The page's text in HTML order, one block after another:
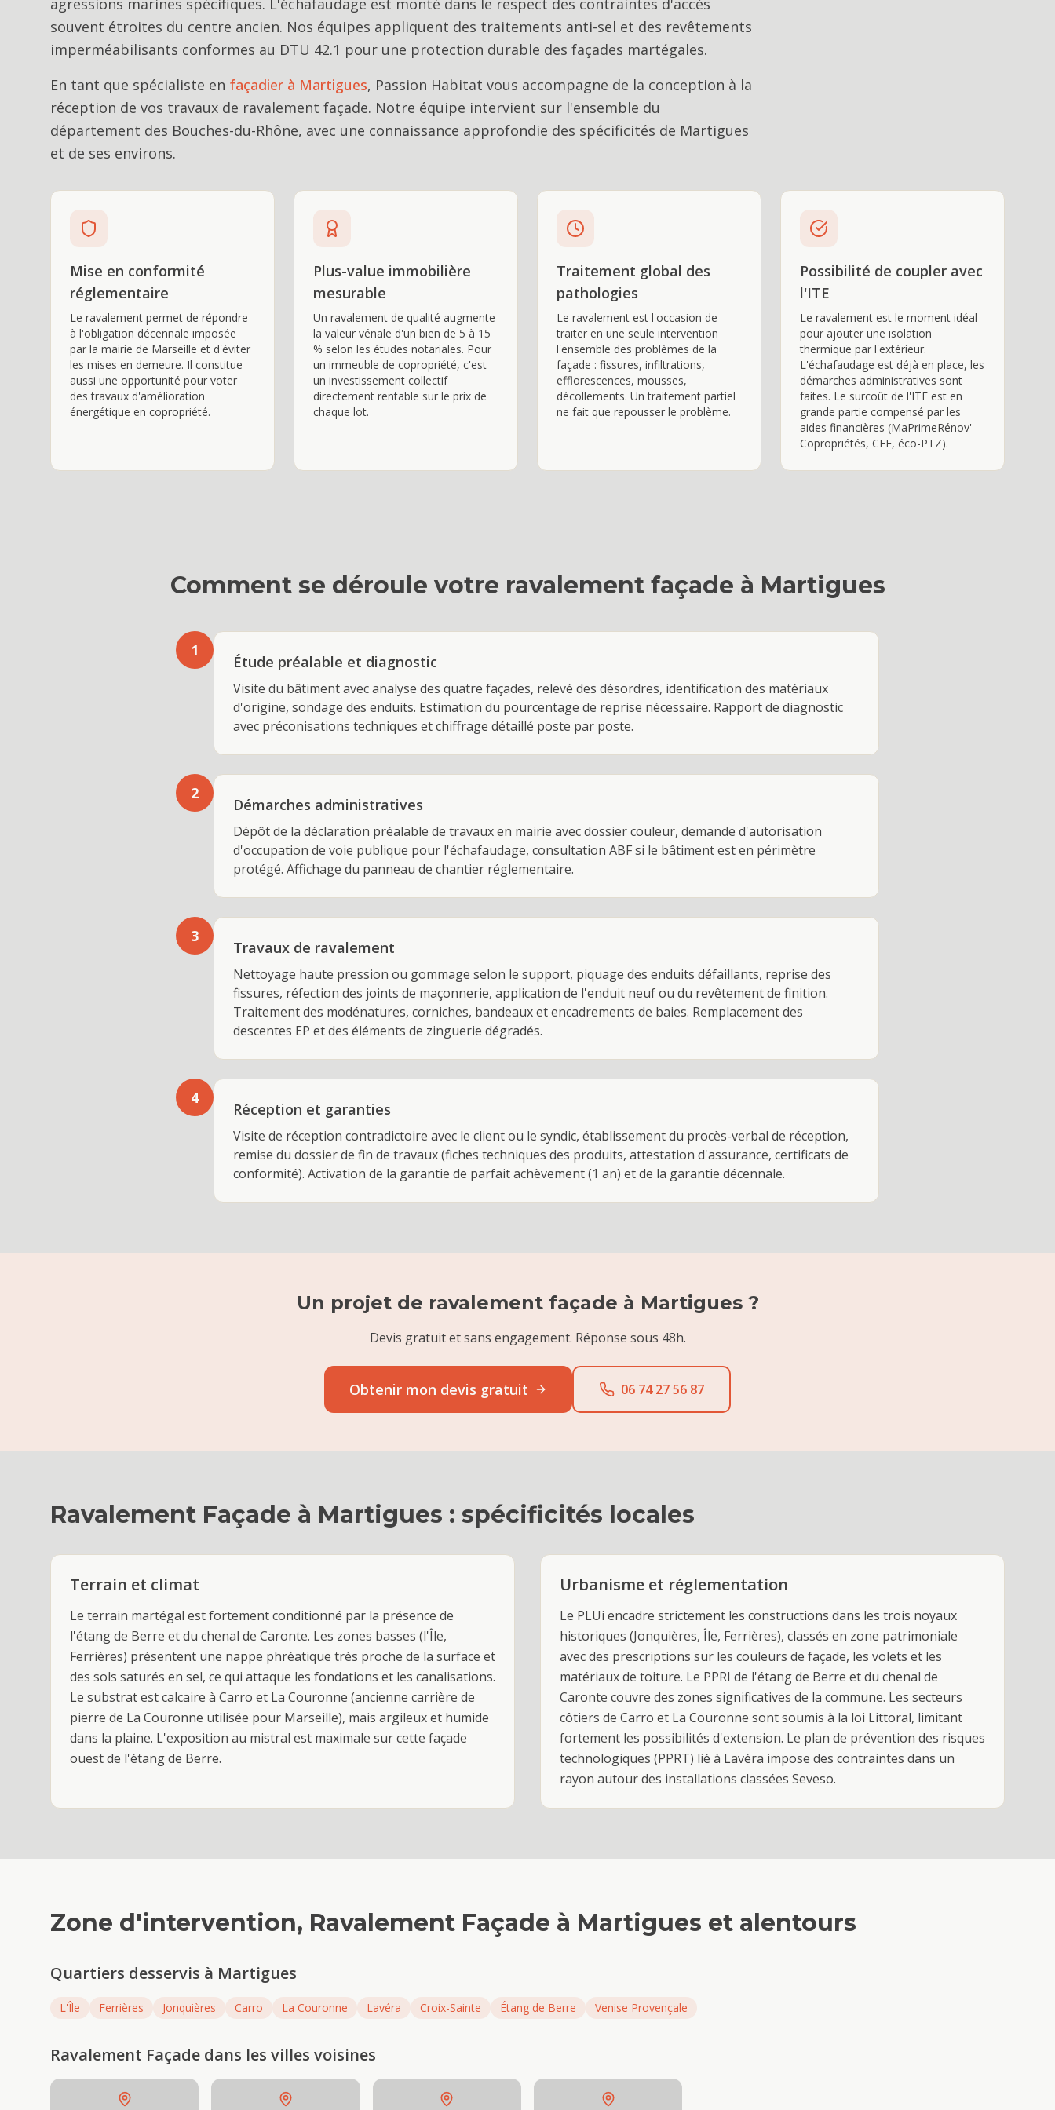
agressions marines spécifiques. L'échafaudage est monté dans le respect des contraintes d'accès
souvent étroites du centre ancien. Nos équipes appliquent des traitements anti-sel et des revêtements
imperméabilisants conformes au DTU 42.1 pour une protection durable des façades martégales.
En tant que spécialiste en façadier à Martigues, Passion Habitat vous accompagne de la conception à la
réception de vos travaux de ravalement façade. Notre équipe intervient sur l'ensemble du
département des Bouches-du-Rhône, avec une connaissance approfondie des spécificités de Martigues
et de ses environs.
Mise en conformité
réglementaire
Le ravalement permet de répondre
à l'obligation décennale imposée
par la mairie de Marseille et d'éviter
les mises en demeure. Il constitue
aussi une opportunité pour voter
des travaux d'amélioration
énergétique en copropriété.
Plus-value immobilière
mesurable
Un ravalement de qualité augmente
la valeur vénale d'un bien de 5 à 15
% selon les études notariales. Pour
un immeuble de copropriété, c'est
un investissement collectif
directement rentable sur le prix de
chaque lot.
Traitement global des
pathologies
Le ravalement est l'occasion de
traiter en une seule intervention
l'ensemble des problèmes de la
façade : fissures, infiltrations,
efflorescences, mousses,
décollements. Un traitement partiel
ne fait que repousser le problème.
Possibilité de coupler avec
l'ITE
Le ravalement est le moment idéal
pour ajouter une isolation
thermique par l'extérieur.
L'échafaudage est déjà en place, les
démarches administratives sont
faites. Le surcoût de l'ITE est en
grande partie compensé par les
aides financières (MaPrimeRénov'
Copropriétés, CEE, éco-PTZ).
Comment se déroule votre ravalement façade à Martigues
1
Étude préalable et diagnostic
Visite du bâtiment avec analyse des quatre façades, relevé des désordres, identification des matériaux
d'origine, sondage des enduits. Estimation du pourcentage de reprise nécessaire. Rapport de diagnostic
avec préconisations techniques et chiffrage détaillé poste par poste.
2
Démarches administratives
Dépôt de la déclaration préalable de travaux en mairie avec dossier couleur, demande d'autorisation
d'occupation de voie publique pour l'échafaudage, consultation ABF si le bâtiment est en périmètre
protégé. Affichage du panneau de chantier réglementaire.
3
Travaux de ravalement
Nettoyage haute pression ou gommage selon le support, piquage des enduits défaillants, reprise des
fissures, réfection des joints de maçonnerie, application de l'enduit neuf ou du revêtement de finition.
Traitement des modénatures, corniches, bandeaux et encadrements de baies. Remplacement des
descentes EP et des éléments de zinguerie dégradés.
4
Réception et garanties
Visite de réception contradictoire avec le client ou le syndic, établissement du procès-verbal de réception,
remise du dossier de fin de travaux (fiches techniques des produits, attestation d'assurance, certificats de
conformité). Activation de la garantie de parfait achèvement (1 an) et de la garantie décennale.
Un projet de ravalement façade à Martigues?
Devis gratuit et sans engagement. Réponse sous 48h.
Obtenir mon devis gratuit 06 74 27 56 87
Ravalement Façade à Martigues : spécificités locales
Terrain et climat
Le terrain martégal est fortement conditionné par la présence de
l'étang de Berre et du chenal de Caronte. Les zones basses (l'Île,
Ferrières) présentent une nappe phréatique très proche de la surface et
des sols saturés en sel, ce qui attaque les fondations et les canalisations.
Le substrat est calcaire à Carro et La Couronne (ancienne carrière de
pierre de La Couronne utilisée pour Marseille), mais argileux et humide
dans la plaine. L'exposition au mistral est maximale sur cette façade
ouest de l'étang de Berre.
Urbanisme et réglementation
Le PLUi encadre strictement les constructions dans les trois noyaux
historiques (Jonquières, Île, Ferrières), classés en zone patrimoniale
avec des prescriptions sur les couleurs de façade, les volets et les
matériaux de toiture. Le PPRI de l'étang de Berre et du chenal de
Caronte couvre des zones significatives de la commune. Les secteurs
côtiers de Carro et La Couronne sont soumis à la loi Littoral, limitant
fortement les possibilités d'extension. Le plan de prévention des risques
technologiques (PPRT) lié à Lavéra impose des contraintes dans un
rayon autour des installations classées Seveso.
Zone d'intervention, Ravalement Façade à Martigues et alentours
Quartiers desservis à Martigues
L'Île Ferrières Jonquières Carro La Couronne Lavéra Croix-Sainte Étang de Berre Venise Provençale
Ravalement Façade dans les villes voisines